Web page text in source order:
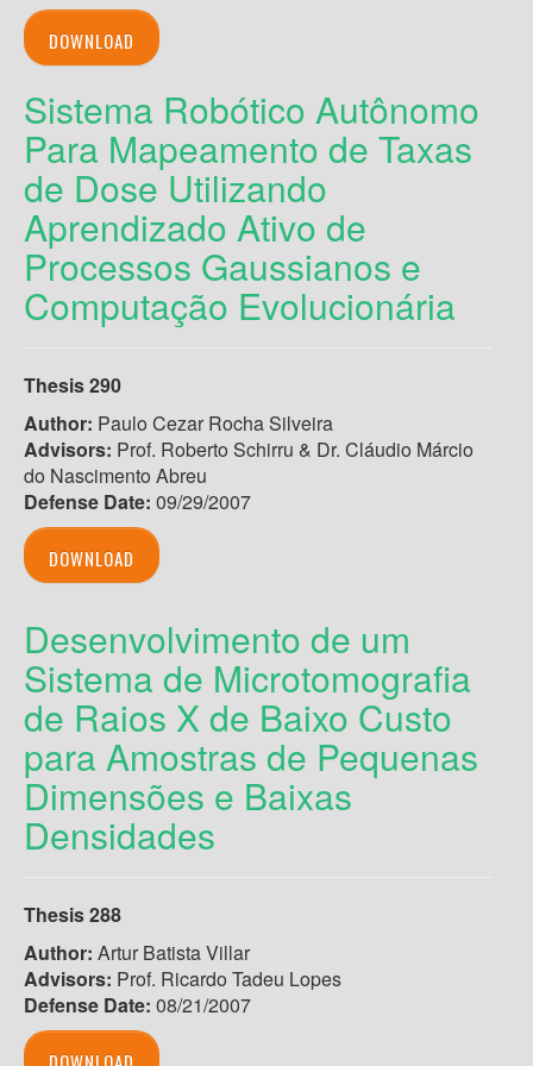
DOWNLOAD
Sistema Robótico Autônomo
Para Mapeamento de Taxas
de Dose Utilizando
Aprendizado Ativo de
Processos Gaussianos e
Computação Evolucionária
Thesis 290
Author: Paulo Cezar Rocha Silveira
Advisors: Prof. Roberto Schirru & Dr. Cláudio Márcio
do Nascimento Abreu
Defense Date: 09/29/2007
DOWNLOAD
Desenvolvimento de um
Sistema de Microtomografia
de Raios X de Baixo Custo
para Amostras de Pequenas
Dimensões e Baixas
Densidades
Thesis 288
Author: Artur Batista Villar
Advisors: Prof. Ricardo Tadeu Lopes
Defense Date: 08/21/2007